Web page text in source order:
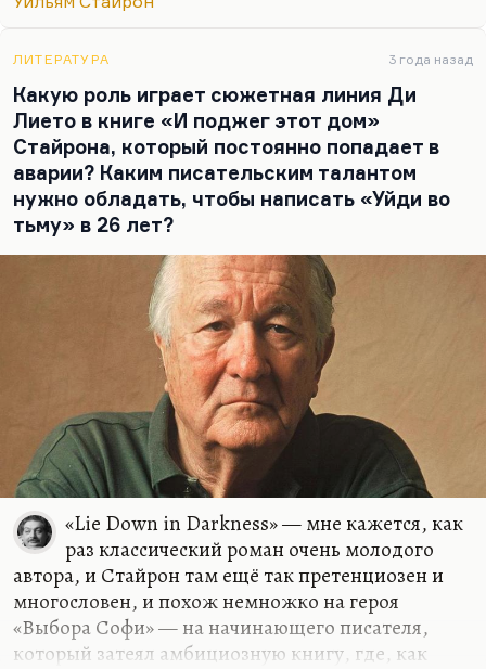
приходят мысли, образы. И «Литературная
психологии творчества, о творческом процессе,—
и это, может быть, самое увлекательное, что у
него есть. Ну и очень полезно почитать переписку
крупных авторов. Для меня дневники Чивера
были в своем время совершенно настольным…
ЛИТЕРАТУРА 3 года назад
Какую роль играет сюжетная линия Ди
Лието в книге «И поджег этот дом»
Стайрона, который постоянно попадает в
аварии? Каким писательским талантом
нужно обладать, чтобы написать «Уйди во
тьму» в 26 лет?
«Lie Down in Darkness» — мне кажется, как
раз классический роман очень молодого
автора, и Стайрон там ещё так претенциозен и
многословен, и похож немножко на героя
«Выбора Софи» — на начинающего писателя,
который затеял амбициозную книгу, где, как